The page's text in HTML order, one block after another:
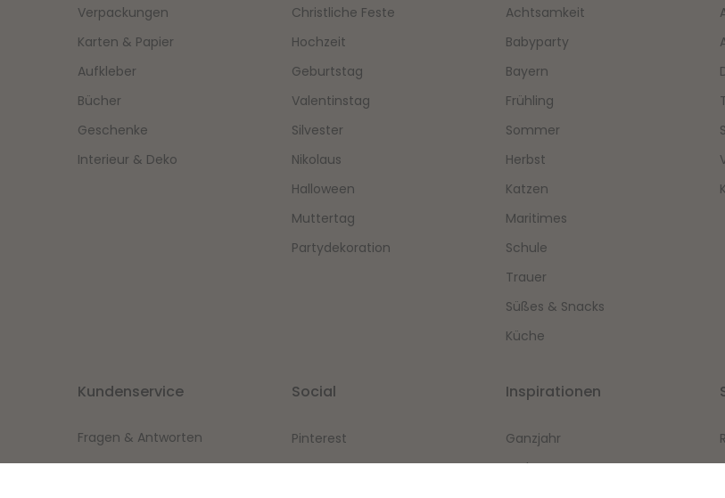
Verpackungen
Karten & Papier
Aufkleber
Bücher
Geschenke
Interieur & Deko
Christliche Feste
Hochzeit
Geburtstag
Valentinstag
Silvester
Nikolaus
Halloween
Muttertag
Partydekoration
Achtsamkeit
Babyparty
Bayern
Frühling
Sommer
Herbst
Katzen
Maritimes
Schule
Trauer
Süßes & Snacks
Küche
Kundenservice
Fragen & Antworten
Social
Pinterest
Instagram
Inspirationen
Ganzjahr
Herbst